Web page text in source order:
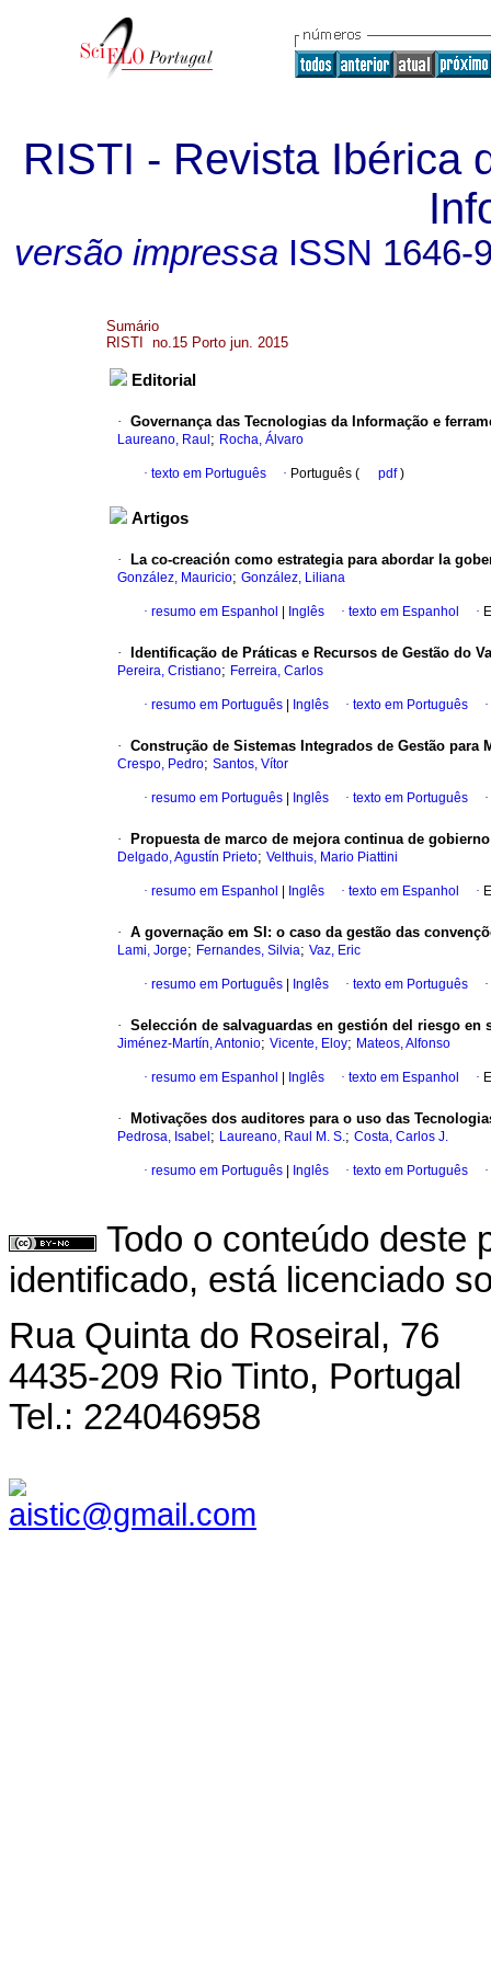
RISTI - Revista Ibérica
versão impressa ISSN 1646-
Sumário
RISTI no.15 Porto jun. 2015
Editorial
· Governança das Tecnologias da Informação e
Laureano, Raul ; Rocha, Álvaro
· texto em Português · Português ( pdf)
Artigos
· La co-creación como estrategia para abordar la
González, Mauricio; González, Liliana
· resumo em Espanhol Inglês · texto em Espanhol ·
· Identificação de Práticas e Recursos de Gestão do
Pereira, Cristiano; Ferreira, Carlos
· resumo em Português Inglês · texto em Português ·
· Construção de Sistemas Integrados de Gestão para
Crespo, Pedro; Santos, Vítor
· resumo em Português Inglês · texto em Português ·
· Propuesta de marco de mejora continua de
Delgado, Agustín Prieto; Velthuis, Mario Piattini
· resumo em Espanhol Inglês · texto em Espanhol ·
· A governação em SI : o caso da gestão das
Lami, Jorge; Fernandes, Silvia; Vaz, Eric
· resumo em Português Inglês · texto em Português ·
· Selección de salvaguardas en gestión del riesgo en
Jiménez-Martín, Antonio; Vicente, Eloy; Mateos, Alfonso
· resumo em Espanhol Inglês · texto em Espanhol ·
· Motivações dos auditores para o uso das
Pedrosa, Isabel ; Laureano, Raul M. S.; Costa, Carlos J.
· resumo em Português Inglês · texto em Português ·
Todo o conteúdo deste
identificado, está licenciado
Rua Quinta do Roseiral, 76
4435-209 Rio Tinto, Portugal
Tel.: 224046958
aistic@gmail.com